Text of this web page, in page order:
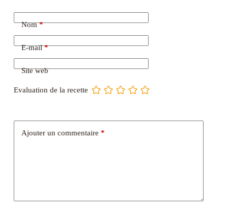
Nom*
E-mail*
Site web
Evaluation de la recette
Ajouter un commentaire *